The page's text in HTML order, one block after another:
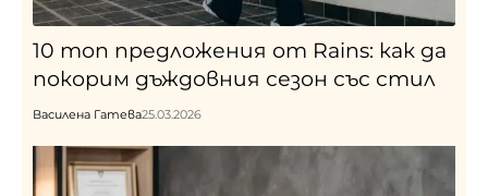
10 топ предложения от Rains: как да
покорим дъждовния сезон със стил
Василена Гатева25.03.2026